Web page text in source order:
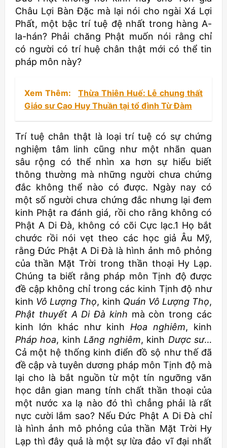
Châu Lợi Bàn Đặc mà lại nói cho ngài Xá Lợi
Phất, một bậc trí tuệ đệ nhất trong hàng A-
la-hán? Phải chăng Phật muốn nói rằng chỉ
có người có trí huệ chân thật mới có thể tin
pháp môn này?
Xem Thêm:
Thừa Thiên Huế: Lễ chung thất
Giáo sư Cao Huy Thuần tại tổ đình Từ Đàm
Trí tuệ chân thật là loại trí tuệ có sự chứng
nghiệm tâm linh cũng như một nhãn quan
sâu rộng có thể nhìn xa hơn sự hiểu biết
thông thường mà những người chưa chứng
đắc không thể nào có được. Ngày nay có
một số người chưa chứng đắc nhưng lại đem
kinh Phật ra đánh giá, rồi cho rằng không có
Phật A Di Đà, không có cõi Cực lạc.1 Họ bắt
chước rồi nói vẹt theo các học giả Âu Mỹ,
rằng Đức Phật A Di Đà là hình ảnh mô phỏng
của thần Mặt Trời trong thần thoại Hy Lạp.
Chúng ta biết rằng pháp môn Tịnh độ được
đề cập không chỉ trong các kinh Tịnh độ như
kinh Vô Lượng Thọ, kinh Quán Vô Lượng Thọ,
Phật thuyết A Di Đà kinh mà còn trong các
kinh lớn khác như kinh Hoa nghiêm, kinh
Pháp hoa, kinh Lăng nghiêm, kinh Dược sư…
Cả một hệ thống kinh điển đồ sộ như thế đã
đề cập và tuyên dương pháp môn Tịnh độ mà
lại cho là bắt nguồn từ một tín ngưỡng văn
học dân gian mang tính chất thần thoại của
một nước xa lạ nào đó thì chẳng phải là rất
nực cười lắm sao? Nếu Đức Phật A Di Đà chỉ
là hình ảnh mô phỏng của thần Mặt Trời Hy
Lạp thì đây quả là một sự lừa đảo vĩ đại nhất